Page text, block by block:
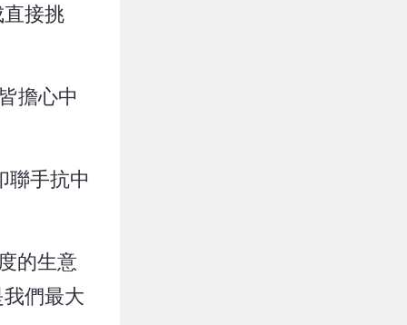
接挑
擔心中
聯手抗中
的生意
們最大